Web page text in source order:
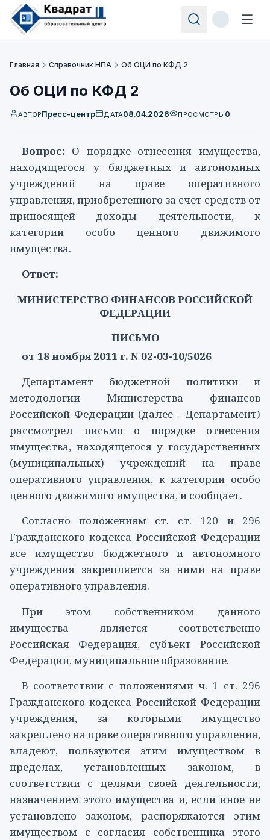
Главная Справочник НПА Об ОЦИ по КФД 2
Об ОЦИ по КФД 2
АВТОРПресс-центр ДАТА08.04.2026 ПРОСМОТРЫ0
Вопрос: О порядке отнесения имущества,
находящегося у бюджетных и автономных
учреждений на праве оперативного
управления, приобретенного за счет средств от
приносящей доходы деятельности, к
категории особо ценного движимого
имущества.
Ответ:
МИНИСТЕРСТВО ФИНАНСОВ РОССИЙСКОЙ
ФЕДЕРАЦИИ
ПИСЬМО
от 18 ноября 2011 г. N 02-03-10/5026
Департамент бюджетной политики и
методологии Министерства финансов
Российской Федерации (далее - Департамент)
рассмотрел письмо о порядке отнесения
имущества, находящегося у государственных
(муниципальных) учреждений на праве
оперативного управления, к категории особо
ценного движимого имущества, и сообщает.
Согласно положениям ст. ст. 120 и 296
Гражданского кодекса Российской Федерации
все имущество бюджетного и автономного
учреждения закрепляется за ними на праве
оперативного управления.
При этом собственником данного
имущества является соответственно
Российская Федерация, субъект Российской
Федерации, муниципальное образование.
В соответствии с положениями ч. 1 ст. 296
Гражданского кодекса Российской Федерации
учреждения, за которыми имущество
закреплено на праве оперативного управления,
владеют, пользуются этим имуществом в
пределах, установленных законом, в
соответствии с целями своей деятельности,
назначением этого имущества и, если иное не
установлено законом, распоряжаются этим
имуществом с согласия собственника этого